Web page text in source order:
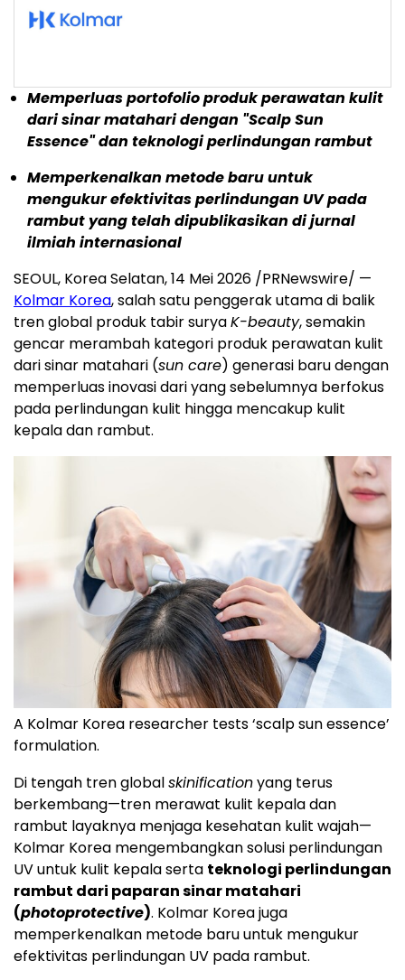
Memperluas portofolio produk perawatan kulit
dari sinar matahari dengan "Scalp Sun
Essence" dan teknologi perlindungan rambut
Memperkenalkan metode baru untuk
mengukur efektivitas perlindungan UV pada
rambut yang telah dipublikasikan di jurnal
ilmiah internasional
SEOUL, Korea Selatan, 14 Mei 2026 /PRNewswire/ —
Kolmar Korea, salah satu penggerak utama di balik
tren global produk tabir suryaK-beauty, semakin
gencar merambah kategori produk perawatan kulit
dari sinar matahari (sun care) generasi baru dengan
memperluas inovasi dari yang sebelumnya berfokus
pada perlindungan kulit hingga mencakup kulit
kepala dan rambut.
A Kolmar Korea researcher tests ‘scalp sun essence’
formulation.
Di tengah tren globalskinificationyang terus
berkembang—tren merawat kulit kepala dan
rambut layaknya menjaga kesehatan kulit wajah—
Kolmar Korea mengembangkan solusi perlindungan
UV untuk kulit kepala serta teknologi perlindungan
rambut dari paparan sinar matahari
(photoprotective). Kolmar Korea juga
memperkenalkan metode baru untuk mengukur
efektivitas perlindungan UV pada rambut.